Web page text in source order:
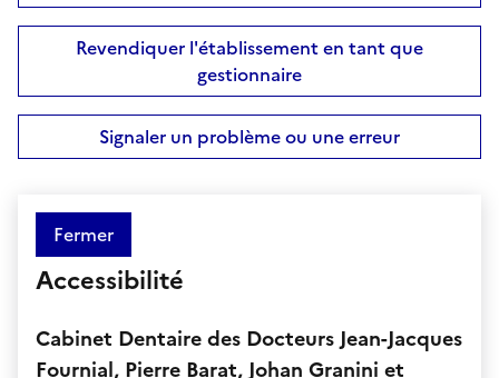
Revendiquer l'établissement en tant que
gestionnaire
Signaler un problème ou une erreur
Fermer
Accessibilité
Cabinet Dentaire des Docteurs Jean-Jacques
Fournial, Pierre Barat, Johan Granini et